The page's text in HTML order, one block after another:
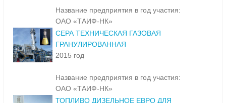
Название предприятия в год участия:
ОАО «ТАИФ-НК»
СЕРА ТЕХНИЧЕСКАЯ ГАЗОВАЯ
ГРАНУЛИРОВАННАЯ
2015 год
Название предприятия в год участия:
ОАО «ТАИФ-НК»
ТОПЛИВО ДИЗЕЛЬНОЕ ЕВРО ДЛЯ